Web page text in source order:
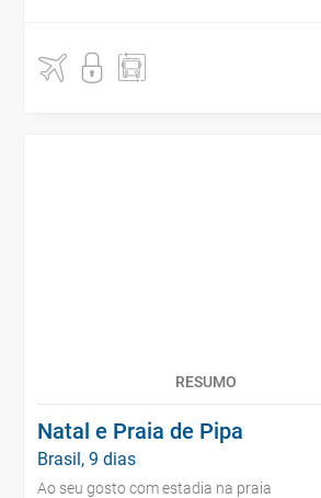
RESUMO
Natal e Praia de Pipa
Brasil, 9 dias
Ao seu gosto com estadia na praia